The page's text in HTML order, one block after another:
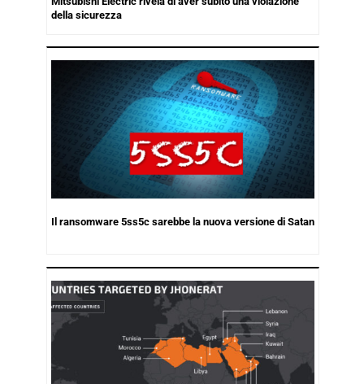
della sicurezza
Il ransomware 5ss5c sarebbe la nuova versione di Satan